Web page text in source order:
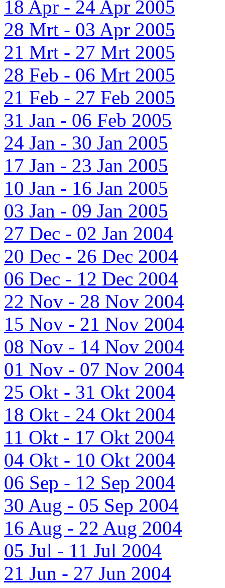
18 Apr - 24 Apr 2005
28 Mrt - 03 Apr 2005
21 Mrt - 27 Mrt 2005
28 Feb - 06 Mrt 2005
21 Feb - 27 Feb 2005
31 Jan - 06 Feb 2005
24 Jan - 30 Jan 2005
17 Jan - 23 Jan 2005
10 Jan - 16 Jan 2005
03 Jan - 09 Jan 2005
27 Dec - 02 Jan 2004
20 Dec - 26 Dec 2004
06 Dec - 12 Dec 2004
22 Nov - 28 Nov 2004
15 Nov - 21 Nov 2004
08 Nov - 14 Nov 2004
01 Nov - 07 Nov 2004
25 Okt - 31 Okt 2004
18 Okt - 24 Okt 2004
11 Okt - 17 Okt 2004
04 Okt - 10 Okt 2004
06 Sep - 12 Sep 2004
30 Aug - 05 Sep 2004
16 Aug - 22 Aug 2004
05 Jul - 11 Jul 2004
21 Jun - 27 Jun 2004